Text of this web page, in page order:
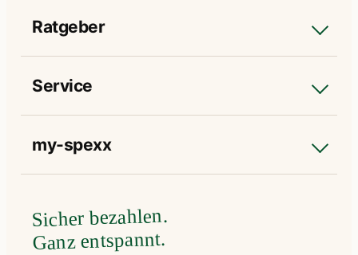
Ratgeber
Service
my-spexx
Sicher bezahlen.
Ganz entspannt.